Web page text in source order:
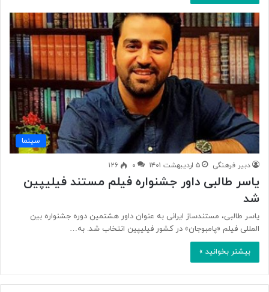
سینما
دبیر فرهنگی ۵ اردیبهشت ۱۴۰۱ ۰ ۱۲۶
یاسر طالبی داور جشنواره فیلم مستند فیلیپین
شد
یاسر طالبی، مستندساز ایرانی به عنوان داور هشتمین دوره جشنواره بین
المللی فیلم «پامبوجان» در کشور فیلیپین انتخاب شد. به…
بیشتر بخوانید »